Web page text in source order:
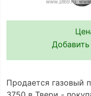
Продается газовый